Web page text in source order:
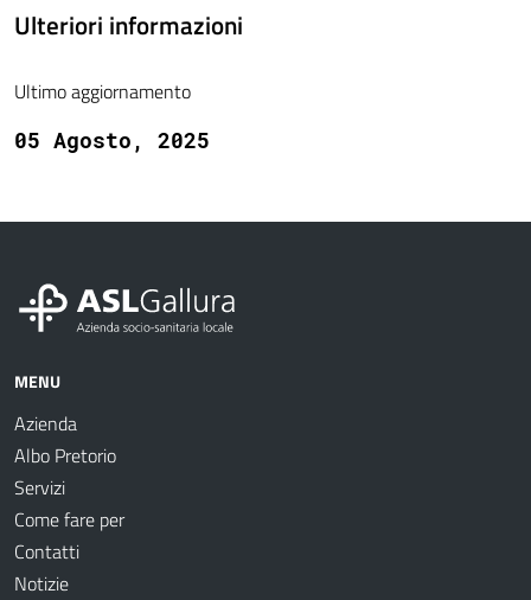
Ulteriori informazioni
Ultimo aggiornamento
05 Agosto, 2025
MENU
Azienda
Albo Pretorio
Servizi
Come fare per
Contatti
Notizie